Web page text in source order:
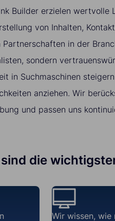
Builder erzielen wertvolle
von Inhalten,
in der
sondern
in Suchmaschinen
anziehen. Wir
und passen uns
die
Wir wissen, wie